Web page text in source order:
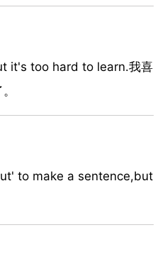
it's too hard to learn.我喜
to make a sentence,but